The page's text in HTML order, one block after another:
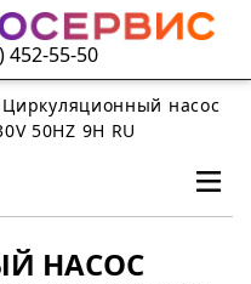
452-55-50
Циркуляционный насос
50HZ 9H RU
НАСОС